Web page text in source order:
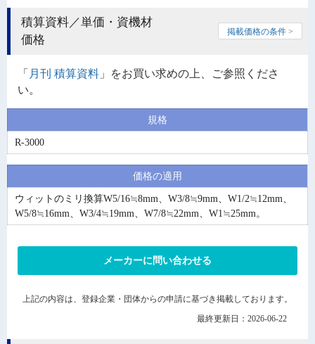
積算資料／単価・資機材
価格
掲載価格の条件 >
「 月刊 積算資料 」をお買い求めの上、ご参照くださ
い。
規格
R-3000
価格の適用
ウィットのミリ換算W5/16≒8mm、W3/8≒9mm、W1/2≒12mm、
W5/8≒16mm、W3/4≒19mm、W7/8≒22mm、W1≒25mm。
メーカーに問い合わせる
上記の内容は、登録企業・団体からの申請に基づき掲載しております。
最終更新日：2026-06-22